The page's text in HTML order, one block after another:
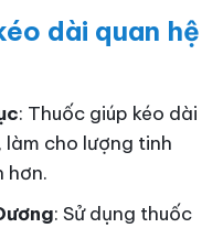
dài quan hệ
: Thuốc giúp kéo dài
làm cho lượng tinh
hơn.
: Sử dụng thuốc